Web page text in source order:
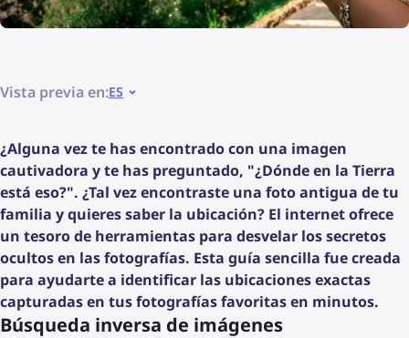
Vista previa en:ES
¿Alguna vez te has encontrado con una imagen
cautivadora y te has preguntado, "¿Dónde en la Tierra
está eso?". ¿Tal vez encontraste una foto antigua de tu
familia y quieres saber la ubicación? El internet ofrece
un tesoro de herramientas para desvelar los secretos
ocultos en las fotografías. Esta guía sencilla fue creada
para ayudarte a identificar las ubicaciones exactas
capturadas en tus fotografías favoritas en minutos.
Búsqueda inversa de imágenes